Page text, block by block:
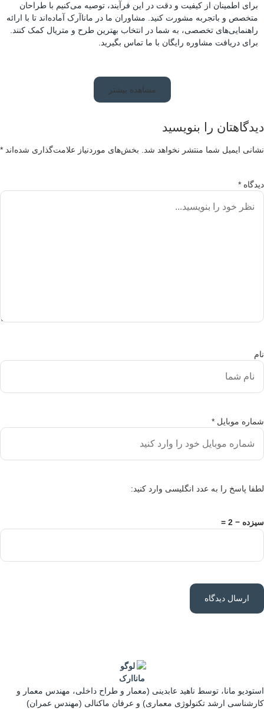
برای اطمینان از کیفیت و دقت در این فرآیند، توصیه می‌کنیم با طراحان
متخصص و باتجربه مشورت کنید. مشاوران ما در ماناآرک آماده‌اند تا با ارائه
راهنمایی‌های تخصصی، به شما در انتخاب بهترین طرح و متریال کمک کنند.
برای دریافت مشاوره رایگان با ما تماس بگیرید.
مشاهده بیشتر
را بنویسید
ایمیل شما منتشر نخواهد شد. بخش‌های موردنیاز علامت‌گذاری شده‌اند*
*
موبایل *
پاسخ را به عدد انگلیسی وارد کنید:
− 2 =
مانا، توسط ناهید عابدینی (معمار و طراح داخلی، مهندس معمار و
ارشد تکنولوژی معماری) و عرفان ماکنالی (مهندس عمران)